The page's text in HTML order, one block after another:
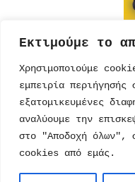
Εκτιμούμε το
Χρησιμοποιούμε
εμπειρία
εξατομικευμένες
αναλύουμε την
στο "Αποδοχή όλων",
cookies από εμάς.
ΤΟΥΡΤΕΣ
ΣΥΝΤΑΓΕΣ
ΠΡΟΣΚΛΗΣΕΙΣ
ΠΑΡΑΜΥΘΙΑ
ΒΙΒΛΙΑ
ΠΑΙΧΝΙΔΙΑ